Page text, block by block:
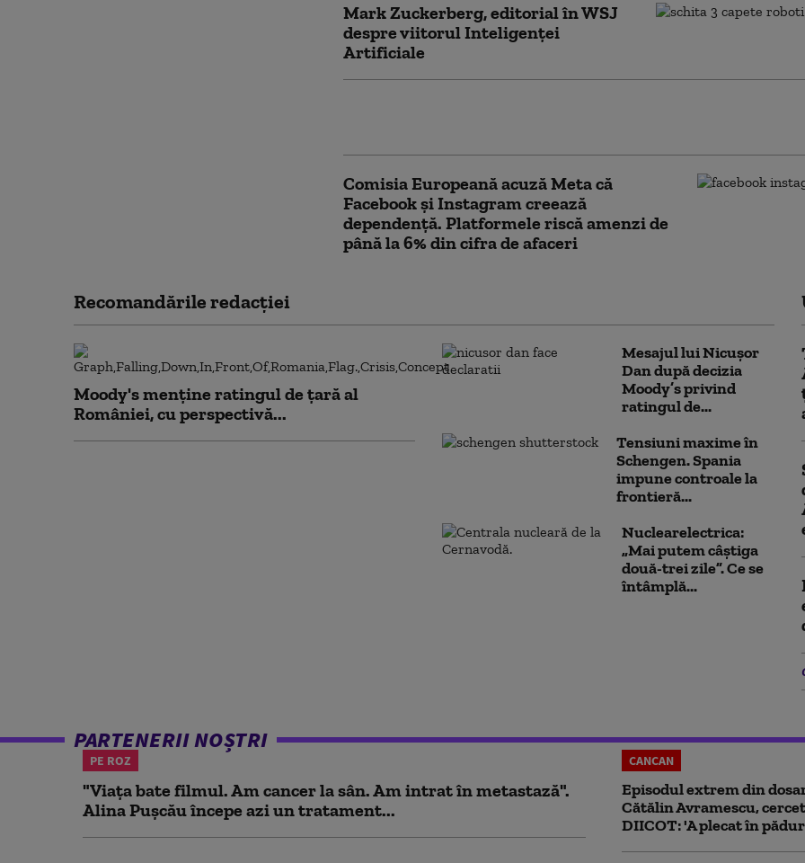
Mark Zuckerberg, editorial în WSJ
despre viitorul Inteligenței
Artificiale
Comisia Europeană acuză Meta că
Facebook și Instagram creează
dependență. Platformele riscă amenzi de
până la 6% din cifra de afaceri
Recomandările redacţiei
Moody's menține ratingul de țară al
României, cu perspectivă...
Mesajul lui Nicușor
Dan după decizia
Moody’s privind
ratingul de...
Tensiuni maxime în
Schengen. Spania
impune controale la
frontieră...
Nuclearelectrica:
„Mai putem câștiga
două-trei zile”. Ce se
întâmplă...
PARTENERII NOȘTRI
PE ROZ
"Viața bate filmul. Am cancer la sân. Am intrat în metastază".
Alina Pușcău începe azi un tratament...
CANCAN
Episodul extrem din
Cătălin Avramescu,
DIICOT: 'A plecat în